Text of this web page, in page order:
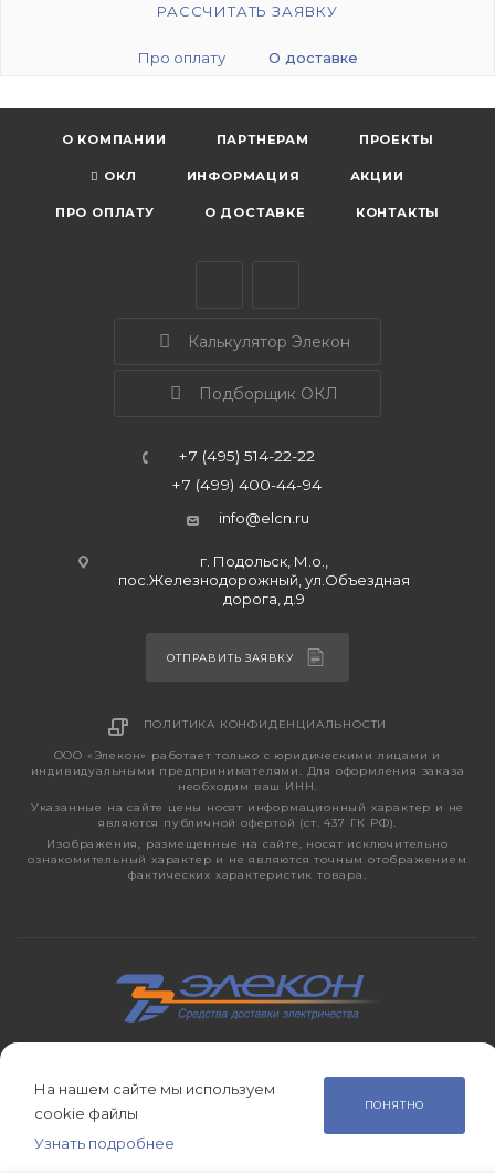
РАССЧИТАТЬ ЗАЯВКУ
Про оплату О доставке
О КОМПАНИИ ПАРТНЕРАМ ПРОЕКТЫ
ОКЛ ИНФОРМАЦИЯ АКЦИИ
ПРО ОПЛАТУ О ДОСТАВКЕ КОНТАКТЫ
Калькулятор Элекон
Подборщик ОКЛ
+7 (495) 514-22-22
+7 (499) 400-44-94
info@elcn.ru
г. Подольск, М.о.,
пос.Железнодорожный, ул.Объездная
дорога, д.9
ОТПРАВИТЬ ЗАЯВКУ
ПОЛИТИКА КОНФИДЕНЦИАЛЬНОСТИ
ООО «Элекон» работает только с юридическими лицами и
индивидуальными предпринимателями. Для оформления заказа
необходим ваш ИНН.
Указанные на сайте цены носят информационный характер и не
являются публичной офертой (ст. 437 ГК РФ).
Изображения, размещенные на сайте, носят исключительно
ознакомительный характер и не являются точным отображением
фактических характеристик товара.
электротехническая продукция, светотехника с 1998 года.
На нашем сайте мы используем
cookie файлы
Узнать подробнее
ПОНЯТНО